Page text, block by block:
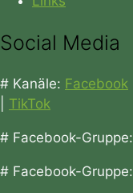
Social Media
# Kanäle: Facebook
TikTok
# Facebook-Gruppe:
# Facebook-Gruppe: